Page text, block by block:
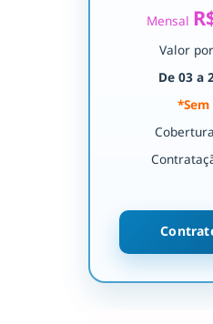
Mensal
Valor
De 03 a
*Sem